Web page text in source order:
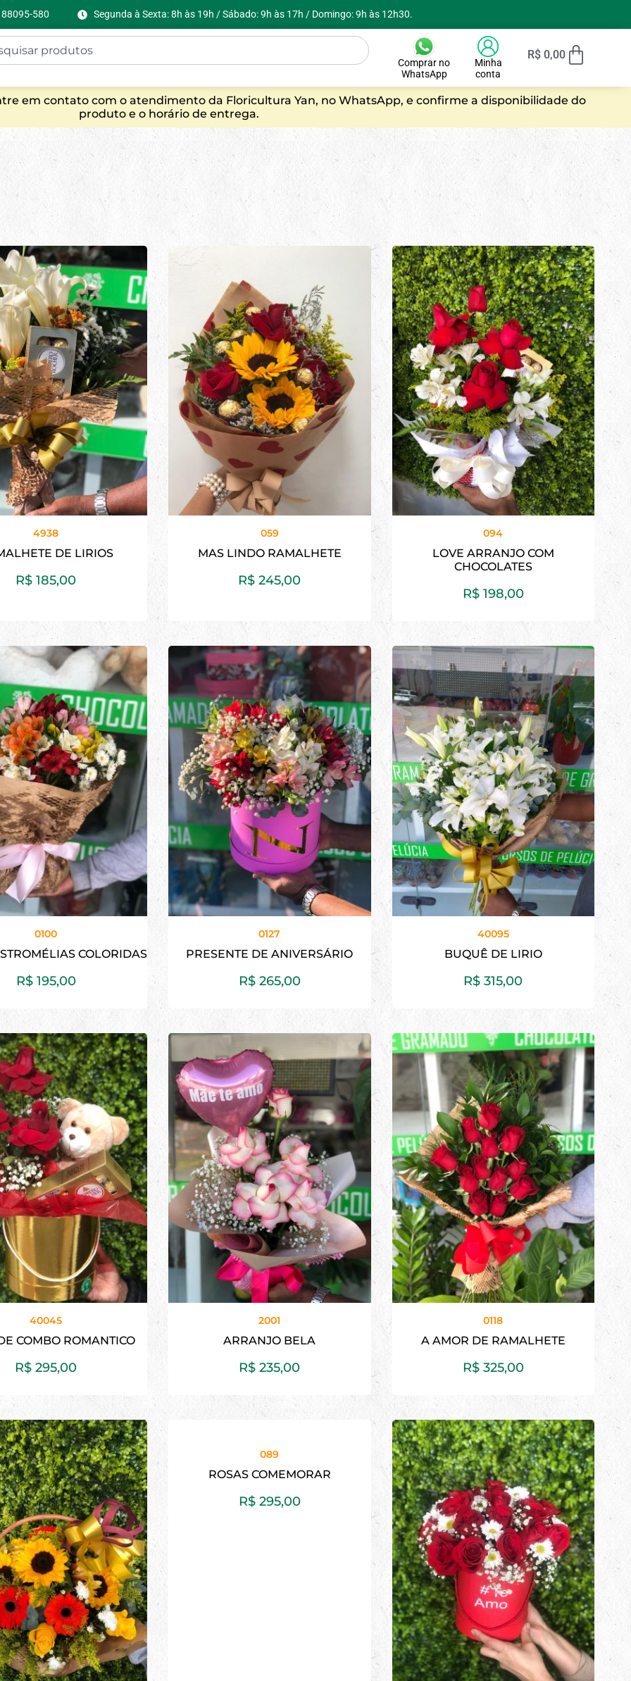
580 Segunda à Sexta: 8h às 19h / Sábado: 9h às 17h / Domingo: 9h às 12h30.
Comprar no
WhatsApp
Minha
conta
R$ 0,00
em contato com o atendimento da Floricultura Yan, no WhatsApp, e confirme a disponibilidade do
produto e o horário de entrega.
4938
DE LIRIOS
R$ 185,00
059
MAS LINDO RAMALHETE
R$ 245,00
094
LOVE ARRANJO COM
CHOCOLATES
R$198,00
0100
COLORIDAS
R$195,00
0127
PRESENTE DE ANIVERSÁRIO
R$265,00
40095
BUQUÊ DE LIRIO
R$ 315,00
40045
COMBO ROMANTICO
R$ 295,00
2001
ARRANJO BELA
R$ 235,00
0118
A AMOR DE RAMALHETE
R$325,00
089
ROSAS COMEMORAR
R$295,00